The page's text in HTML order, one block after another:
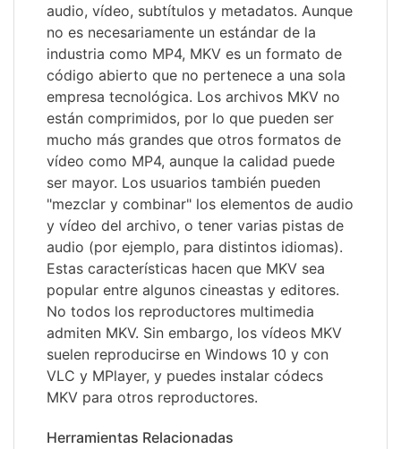
audio, vídeo, subtítulos y metadatos. Aunque
no es necesariamente un estándar de la
industria como MP4, MKV es un formato de
código abierto que no pertenece a una sola
empresa tecnológica. Los archivos MKV no
están comprimidos, por lo que pueden ser
mucho más grandes que otros formatos de
vídeo como MP4, aunque la calidad puede
ser mayor. Los usuarios también pueden
"mezclar y combinar" los elementos de audio
y vídeo del archivo, o tener varias pistas de
audio (por ejemplo, para distintos idiomas).
Estas características hacen que MKV sea
popular entre algunos cineastas y editores.
No todos los reproductores multimedia
admiten MKV. Sin embargo, los vídeos MKV
suelen reproducirse en Windows 10 y con
VLC y MPlayer, y puedes instalar códecs
MKV para otros reproductores.
Herramientas Relacionadas